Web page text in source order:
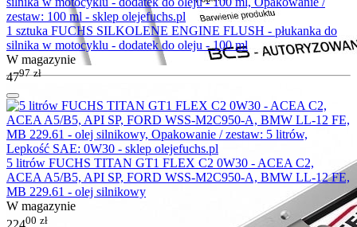
1 sztuka FUCHS SILKOLENE ENGINE FLUSH - płukanka do
silnika w motocyklu - dodatek do oleju - 100 ml
W magazynie
4797 zł
5 litrów FUCHS TITAN GT1 FLEX C2 0W30 - ACEA C2,
ACEA A5/B5, API SP, FORD WSS-M2C950-A, BMW LL-12 FE,
MB 229.61 - olej silnikowy
W magazynie
22400 zł